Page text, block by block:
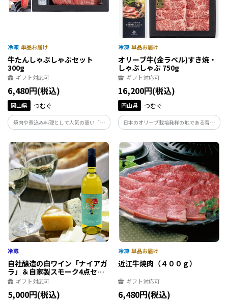
牛たんしゃぶしゃぶセット
300g
ギフト対応可
6,480円(税込)
岡山県 つむぐ
焼肉や煮込み料理として人気の高い「牛
タン」を、しゃぶしゃぶに仕立てました
オリーブ牛(金ラベル)すき焼・
しゃぶしゃぶ 750g
ギフト対応可
16,200円(税込)
岡山県 つむぐ
日本のオリーブ栽培発祥の地である香川
県・小豆島のオリーブと瀬戸内の温暖な
気候風土のなかで古くから育まれてきた
讃岐牛。２つの歴史が融合しオリーブ搾
り果実を与え育て上げた讃岐牛、それが
「オリーブ牛」です。
自社醸造の白ワイン「ナイアガ
ラ」＆自家製スモーク4点セッ
ト ギフト対応可
5,000円(税込)
近江牛焼肉（４００ｇ）
ギフト対応可
6,480円(税込)